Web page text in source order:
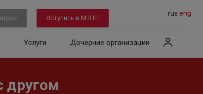
Вступить в МТПП
rus eng
Услуги Дочерние организации
другом